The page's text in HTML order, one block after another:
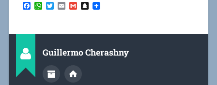
Facebook
WhatsApp
Twitter
EmailGmailSnapchat
Guillermo Cherashny